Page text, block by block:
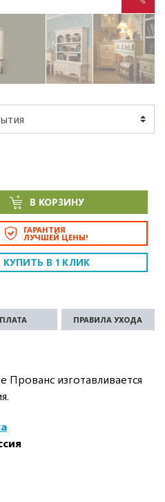
В КОРЗИНУ
ГАРАНТИЯ
ЛУЧШЕЙ ЦЕНЫ!
КУПИТЬ В 1 КЛИК
ПРАВИЛА УХОДА
Прованс изготавливается